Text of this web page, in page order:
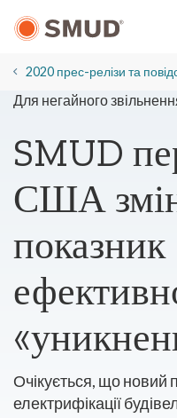
до
змісту2020 прес-релізи та
Для негайного
SMUD
США
показник
Очікується, що новий
електрифікації